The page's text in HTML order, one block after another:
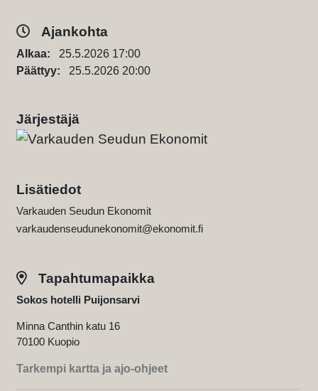
Ajankohta
Alkaa: 25.5.2026 17:00
Päättyy: 25.5.2026 20:00
Järjestäjä
Lisätiedot
Varkauden Seudun Ekonomit
varkaudenseudunekonomit@ekonomit.fi
Tapahtumapaikka
Sokos hotelli Puijonsarvi
Minna Canthin katu 16
70100 Kuopio
Tarkempi kartta ja ajo-ohjeet